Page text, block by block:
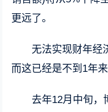
更远了。
无法实现财年经
而这已经是不到1年
去年12月中旬，